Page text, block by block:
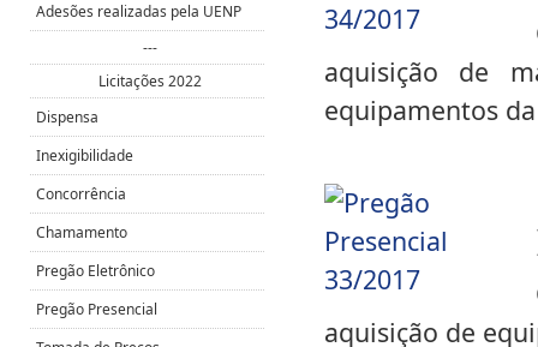
aquisição de
equipamentos da
aquisição de
Adesões realizadas pela UENP
---
Licitações 2022
Dispensa
Inexigibilidade
Concorrência
Chamamento
Pregão Eletrônico
Pregão Presencial